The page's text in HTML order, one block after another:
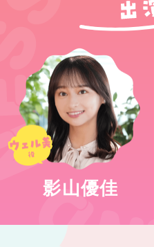
影山優佳